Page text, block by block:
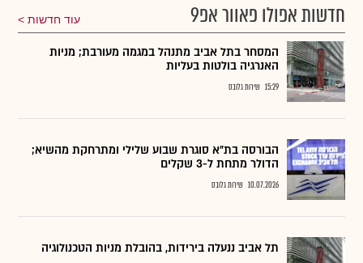
חדשות אפולו פאוור אפ9 עוד חדשות
המסחר בתל אביב מתנהל במגמה מעורבת; מניות
האנרגיה בולטות בעליות
15:29 שירות גלובס
הבורסה בת״א סוגרת שבוע שלילי ומתרחקת מהשיא;
הדולר מתחת ל-3 שקלים
10.07.2026 שירות גלובס
תל אביב ננעלה בירידות, בהובלת מניות הטכנולוגיה